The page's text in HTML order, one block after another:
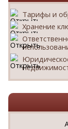
Тарифы и
Хранение